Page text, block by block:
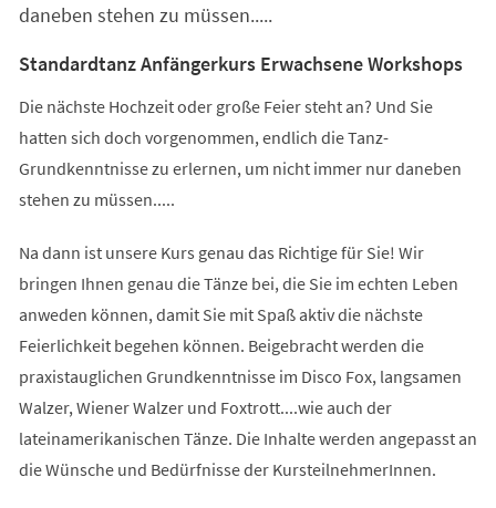
daneben stehen zu müssen.....
Standardtanz Anfängerkurs Erwachsene Workshops
Die nächste Hochzeit oder große Feier steht an? Und Sie
hatten sich doch vorgenommen, endlich die Tanz-
Grundkenntnisse zu erlernen, um nicht immer nur daneben
stehen zu müssen.....
Na dann ist unsere Kurs genau das Richtige für Sie! Wir
bringen Ihnen genau die Tänze bei, die Sie im echten Leben
anweden können, damit Sie mit Spaß aktiv die nächste
Feierlichkeit begehen können. Beigebracht werden die
praxistauglichen Grundkenntnisse im Disco Fox, langsamen
Walzer, Wiener Walzer und Foxtrott....wie auch der
lateinamerikanischen Tänze. Die Inhalte werden angepasst an
die Wünsche und Bedürfnisse der KursteilnehmerInnen.